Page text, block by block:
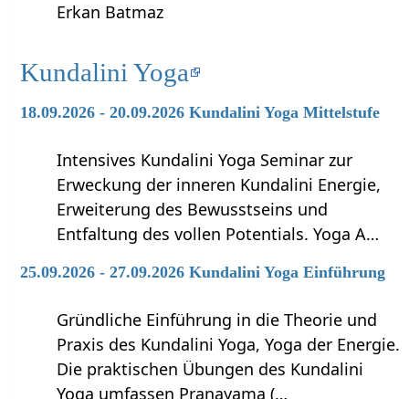
Erkan Batmaz
Kundalini Yoga
18.09.2026 - 20.09.2026 Kundalini Yoga Mittelstufe
Intensives Kundalini Yoga Seminar zur
Erweckung der inneren Kundalini Energie,
Erweiterung des Bewusstseins und
Entfaltung des vollen Potentials. Yoga A…
25.09.2026 - 27.09.2026 Kundalini Yoga Einführung
Gründliche Einführung in die Theorie und
Praxis des Kundalini Yoga, Yoga der Energie.
Die praktischen Übungen des Kundalini
Yoga umfassen Pranayama (…